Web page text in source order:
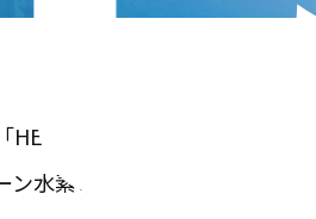
Tokyo 2025」の会議
水素の社会実装化の加速に